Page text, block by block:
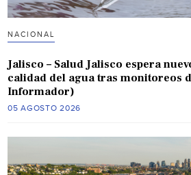
NACIONAL
Jalisco – Salud Jalisco espera
calidad del agua tras monitoreos
Informador)
05 AGOSTO 2026